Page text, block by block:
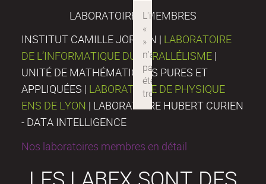
LABORATOIRES MEMBRES
INSTITUT CAMILLE JORDAN | LABORATOIRE
DE L’INFORMATIQUE DU PARALLÉLISME |
UNITÉ DE MATHÉMATIQUES PURES ET
APPLIQUÉES | LABORATOIRE DE PHYSIQUE
ENS DE LYON | LABORATOIRE HUBERT CURIEN
- DATA INTELLIGENCE
Nos laboratoires membres en détail